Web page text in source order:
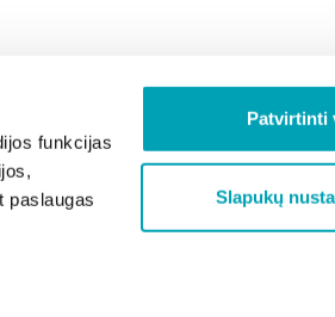
funkcijas
paslaugas
Patvirtinti
Slapukų